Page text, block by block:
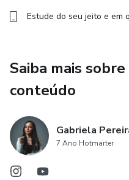
Estude do seu jeito e em
Saiba mais
conteúdo
Gabriela
7 Ano Hotmarter